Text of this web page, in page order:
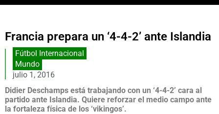
Francia prepara un ‘4-4-2’ ante Islandia
Fútbol Internacional
Mundo
julio 1, 2016
Didier Deschamps está trabajando con un ‘4-4-2’ cara al
partido ante Islandia. Quiere reforzar el medio campo ante
la fortaleza física de los ‘vikingos’.